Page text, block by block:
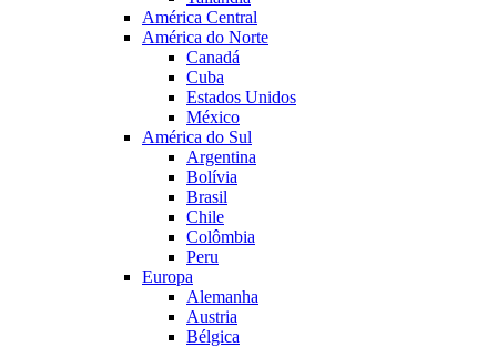
América Central
América do Norte
Canadá
Cuba
Estados Unidos
México
América do Sul
Argentina
Bolívia
Brasil
Chile
Colômbia
Peru
Europa
Alemanha
Austria
Bélgica